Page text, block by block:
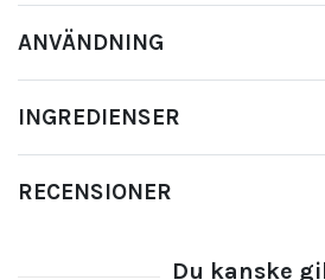
ANVÄNDNING
INGREDIENSER
RECENSIONER